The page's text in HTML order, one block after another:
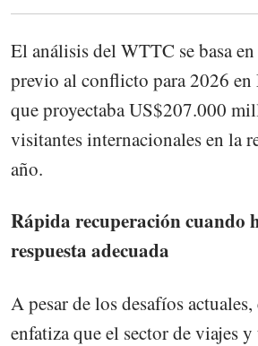
El análisis del WTTC se basa
previo al conflicto para 2026
que proyectaba US$207.000
visitantes internacionales en la
año.
Rápida recuperación cuando
respuesta adecuada
A pesar de los desafíos
enfatiza que el sector de viajes